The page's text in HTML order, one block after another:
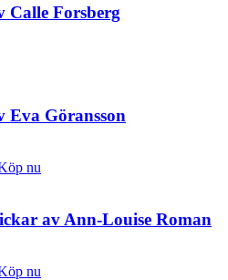
Calle Forsberg
Eva Göransson
nu
av Ann-Louise Roman
nu